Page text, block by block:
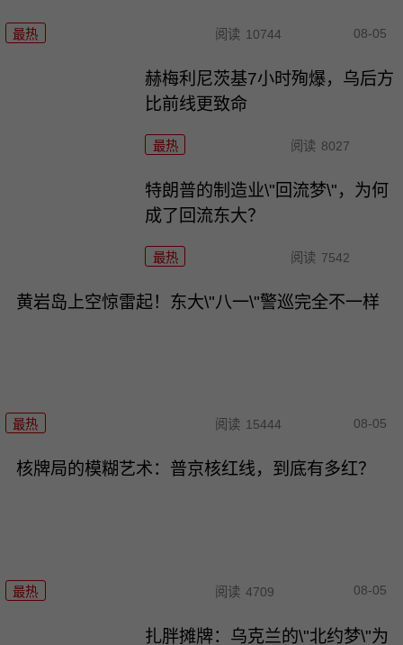
最热 阅读 10744 08-05
赫梅利尼茨基7小时殉爆，乌后方
比前线更致命
最热 阅读 8027
特朗普的制造业\"回流梦\"，为何
成了回流东大？
最热 阅读 7542
黄岩岛上空惊雷起！东大\"八一\"警巡完全不一样
最热 阅读 15444 08-05
核牌局的模糊艺术：普京核红线，到底有多红？
最热 阅读 4709 08-05
扎胖摊牌：乌克兰的\"北约梦\"为